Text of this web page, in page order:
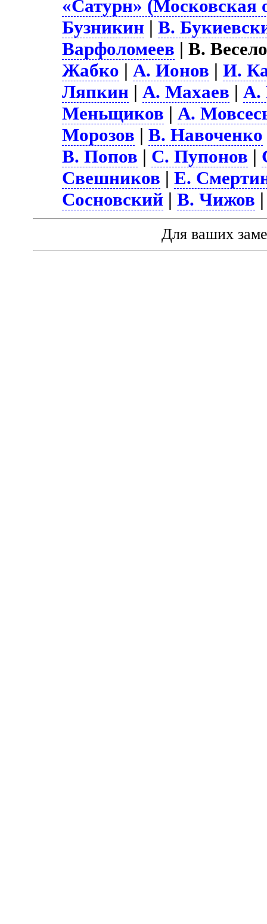
«Сатурн» (Московская
Бузникин |В.
Варфоломеев | В.
Жабко |А. Ионов |И.
Ляпкин |А. Махаев |А.
Меньщиков |А.
Морозов |В. Навоченко
В. Попов | С. Пупонов |
Свешников |Е.
Сосновский |В. Чижов
Для ваших